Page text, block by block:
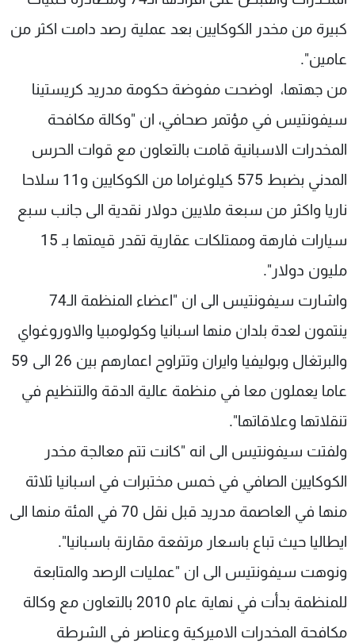
كبيرة من مخدر الكوكايين بعد عملية رصد دامت اكثر من
عامين".
من جهتها، اوضحت مفوضة حكومة مدريد كريستينا
سيفونتيس في مؤتمر صحافي، ان "وكالة مكافحة
المخدرات الاسبانية قامت بالتعاون مع قوات الحرس
المدني بضبط 575 كيلوغراما من الكوكايين و11 سلاحا
ناريا واكثر من سبعة ملايين دولار نقدية الى جانب سبع
سيارات فارهة وممتلكات عقارية تقدر قيمتها بـ 15
مليون دولار".
واشارت سيفونتيس الى ان "اعضاء المنظمة الـ74
ينتمون لعدة بلدان منها اسبانيا وكولومبيا والاوروغواي
والبرتغال وبوليفيا وايران وتتراوح اعمارهم بين 26 الى 59
عاما يعملون معا في منظمة عالية الدقة والتنظيم في
تنقلاتها وعلاقاتها".
ولفتت سيفونتيس الى انه "كانت تتم معالجة مخدر
الكوكايين الصافي في خمس مختبرات في اسبانيا ثلاثة
منها في العاصمة مدريد قبل نقل 70 في المئة منها الى
ايطاليا حيث تباع باسعار مرتفعة مقارنة باسبانيا".
ونوهت سيفونتيس الى ان "عمليات الرصد والمتابعة
للمنظمة بدأت في نهاية عام 2010 بالتعاون مع وكالة
مكافحة المخدرات الاميركية وعناصر في الشرطة
لاعلاناتكم
شروط الإسـتخدام
سياسة الخصوصية